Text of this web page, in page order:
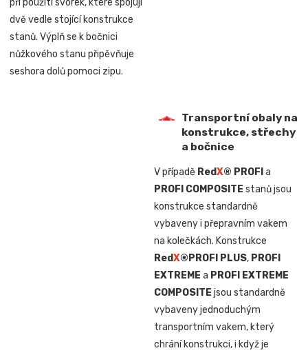
při použití svorek, které spojují
dvě vedle stojící konstrukce
stanů. Výplň se k bočnici
nůžkového stanu připěvňuje
seshora dolů pomoci zipu.
Transportní obaly na
konstrukce, střechy
a bočnice
V případě RedX® PROFI a
PROFI COMPOSITE stanů jsou
konstrukce standardně
vybaveny i přepravním vakem
na kolečkách. Konstrukce
RedX® PROFI PLUS, PROFI
EXTREME a PROFI EXTREME
COMPOSITE jsou standardně
vybaveny jednoduchým
transportním vakem, který
chrání konstrukci, i když je